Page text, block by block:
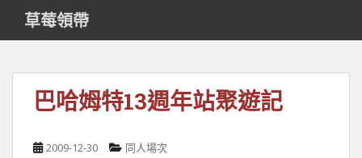
i
草莓領帶
巴哈姆特13週年站聚遊記
2009-12-30 同人場次